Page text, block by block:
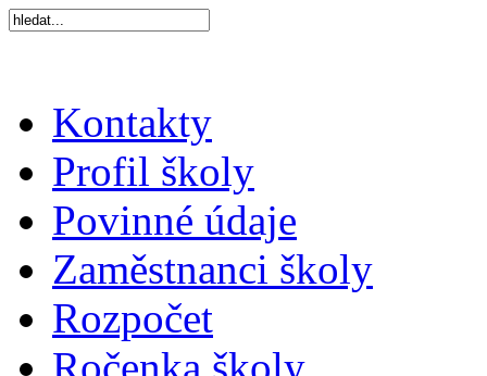
Kontakty
Profil školy
Povinné údaje
Zaměstnanci školy
Rozpočet